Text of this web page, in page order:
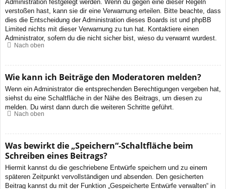
Administration festgelegt werden. Wenn du gegen eine dieser Regeln
verstoßen hast, kann sie dir eine Verwarnung erteilen. Bitte beachte, dass
dies die Entscheidung der Administration dieses Boards ist und phpBB
Limited nichts mit dieser Verwarnung zu tun hat. Kontaktiere einen
Administrator, sofern du die nicht sicher bist, wieso du verwarnt wurdest.
Nach oben
Wie kann ich Beiträge den Moderatoren melden?
Wenn ein Administrator die entsprechenden Berechtigungen vergeben hat,
siehst du eine Schaltfläche in der Nähe des Beitrags, um diesen zu
melden. Du wirst dann durch die weiteren Schritte geführt.
Nach oben
Was bewirkt die „Speichern“-Schaltfläche beim
Schreiben eines Beitrags?
Hiermit kannst du die geschriebene Entwürfe speichern und zu einem
späteren Zeitpunkt vervollständigen und absenden. Den gesicherten
Beitrag kannst du mit der Funktion „Gespeicherte Entwürfe verwalten“ in